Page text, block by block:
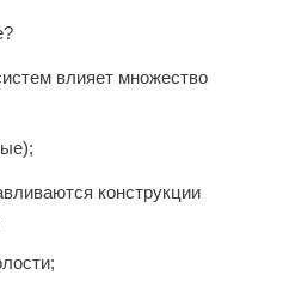
влияет множество
конструкции